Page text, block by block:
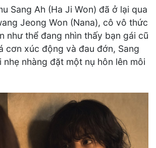
Sang Ah (Ha Ji Won) đã ở lại qua
Jeong Won (Nana), cô vô thức
như thể đang nhìn thấy bạn gái cũ
cơn xúc động và đau đớn, Sang
nhàng đặt một nụ hôn lên môi